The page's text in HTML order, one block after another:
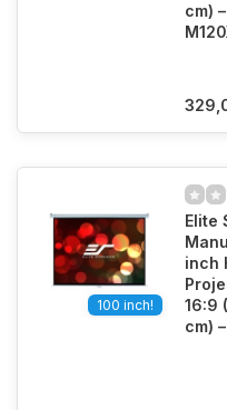
cm) –
100 inch!
Elite
inch
16:9
cm)